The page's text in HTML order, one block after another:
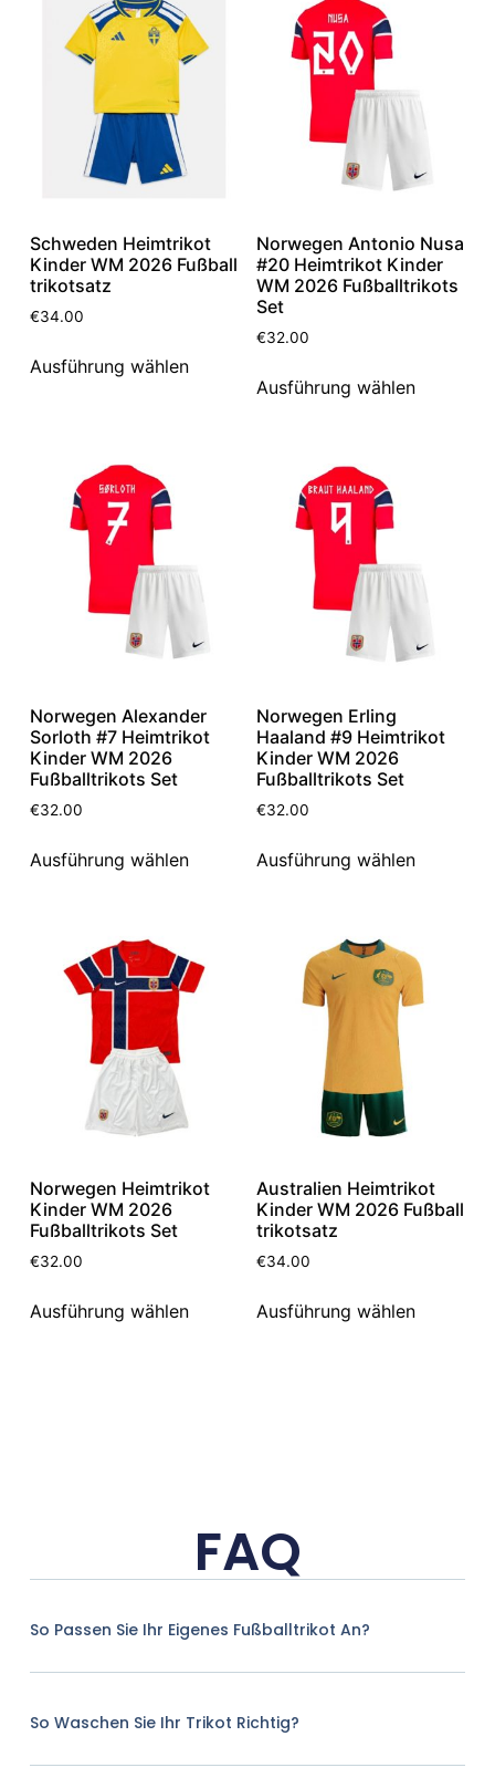
Schweden Heimtrikot
Kinder WM 2026 Fußball
trikotsatz
€34.00
Ausführung wählen
Norwegen Antonio Nusa
#20 Heimtrikot Kinder
WM 2026 Fußballtrikots
Set
€32.00
Ausführung wählen
Norwegen Alexander
Sorloth #7 Heimtrikot
Kinder WM 2026
Fußballtrikots Set
€32.00
Ausführung wählen
Norwegen Erling
Haaland #9 Heimtrikot
Kinder WM 2026
Fußballtrikots Set
€32.00
Ausführung wählen
Norwegen Heimtrikot
Kinder WM 2026
Fußballtrikots Set
€32.00
Ausführung wählen
Australien Heimtrikot
Kinder WM 2026 Fußball
trikotsatz
€34.00
Ausführung wählen
FAQ
So Passen Sie Ihr Eigenes Fußballtrikot An?
So Waschen Sie Ihr Trikot Richtig?